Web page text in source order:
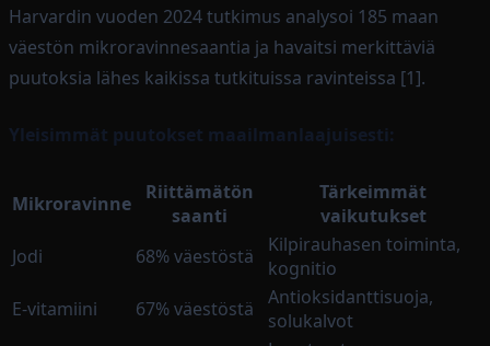
Harvardin vuoden 2024 tutkimus analysoi 185 maan
väestön mikroravinnesaantia ja havaitsi merkittäviä
puutoksia lähes kaikissa tutkituissa ravinteissa [1].
Yleisimmät puutokset maailmanlaajuisesti:
Mikroravinne
Riittämätön
saanti
Tärkeimmät
vaikutukset
Jodi
68% väestöstä
Kilpirauhasen toiminta,
kognitio
E-vitamiini
67% väestöstä
Antioksidanttisuoja,
solukalvot